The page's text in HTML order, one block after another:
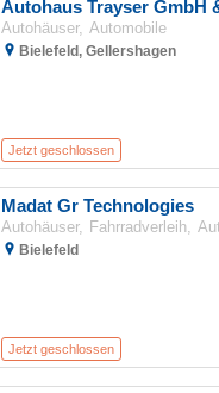
Autohaus Trayser GmbH
Autohäuser Automobile
Bielefeld, Gellershagen
Jetzt geschlossen
Madat Gr Technologies
Autohäuser Fahrradverleih
Bielefeld
Jetzt geschlossen